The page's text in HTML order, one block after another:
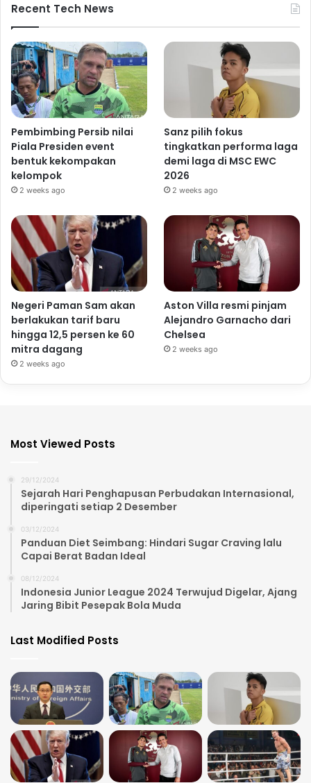
Recent Tech News
Pembimbing Persib nilai
Piala Presiden event
bentuk kekompakan
kelompok
2 weeks ago
Sanz pilih fokus
tingkatkan performa laga
demi laga di MSC EWC
2026
2 weeks ago
Negeri Paman Sam akan
berlakukan tarif baru
hingga 12,5 persen ke 60
mitra dagang
2 weeks ago
Aston Villa resmi pinjam
Alejandro Garnacho dari
Chelsea
2 weeks ago
Most Viewed Posts
29/12/2024
Sejarah Hari Penghapusan Perbudakan Internasional,
diperingati setiap 2 Desember
03/12/2024
Panduan Diet Seimbang: Hindari Sugar Craving lalu
Capai Berat Badan Ideal
08/12/2024
Indonesia Junior League 2024 Terwujud Digelar, Ajang
Jaring Bibit Pesepak Bola Muda
Last Modified Posts